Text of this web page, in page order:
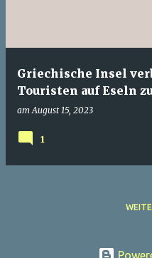
Griechische Insel
Touristen auf Eseln
amAugust 15, 2023
1